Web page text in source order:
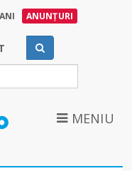
ANUNȚURI
MENIU